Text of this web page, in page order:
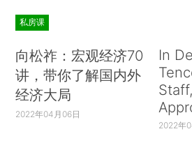
私房课
向松祚：宏观经济70
讲，带你了解国内外
经济大局
2022年04月06日
In
2022年